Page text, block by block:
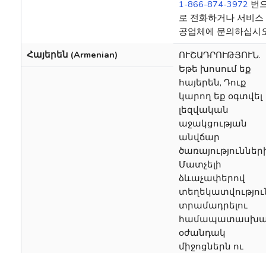
1-866-874-3972 번
로 전화하거나 서비스
공업체에 문의하십시
Հայերեն (Armenian)
ՈՒՇԱԴՐՈՒԹՅՈՒՆ.
Եթե խոսում եք
հայերեն, Դուք
կարող եք օգտվել
լեզվական
աջակցության
անվճար
Մատչելի
ձևաչափերով
տրամադրելու
օժանդակ
միջոցներն ու